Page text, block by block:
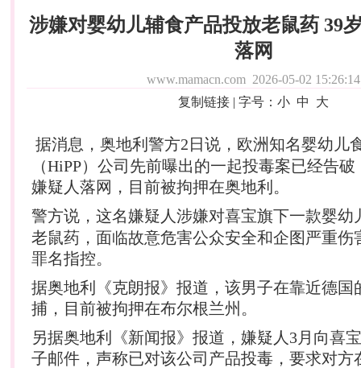
涉嫌对婴幼儿辅食产品投放老鼠药 39
落网
www.mamacn.com 2026-05-02 15:26:14
复制链接 | 字号： 小 中 大
据消息，奥地利警方2日说，欧洲知名婴幼儿
（HiPP）公司先前曝出的一起投毒案已经告
嫌疑人落网，目前被拘押在奥地利。
警方说，这名嫌疑人涉嫌对喜宝旗下一款婴幼
老鼠药，面临故意危害公众安全和企图严重伤
罪名指控。
据奥地利《克朗报》报道，该男子在靠近德国
捕，目前被拘押在布尔根兰州。
另据奥地利《新闻报》报道，嫌疑人3月向喜
子邮件，声称已对该公司产品投毒，要求对方